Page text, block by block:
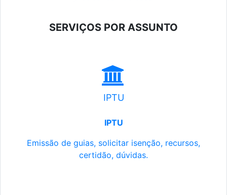
SERVIÇOS POR ASSUNTO
IPTU
IPTU
Emissão de guias, solicitar isenção, recursos,
certidão, dúvidas.